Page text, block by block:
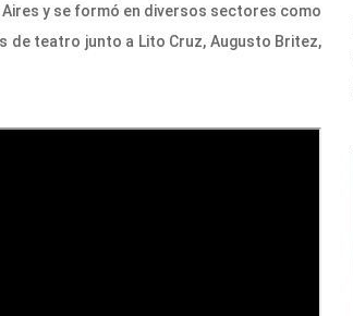
y se formó en diversos sectores como
de teatro junto a Lito Cruz, Augusto Britez,